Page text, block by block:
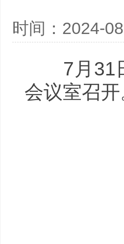
时间：2024-
7月31日
会议室召开